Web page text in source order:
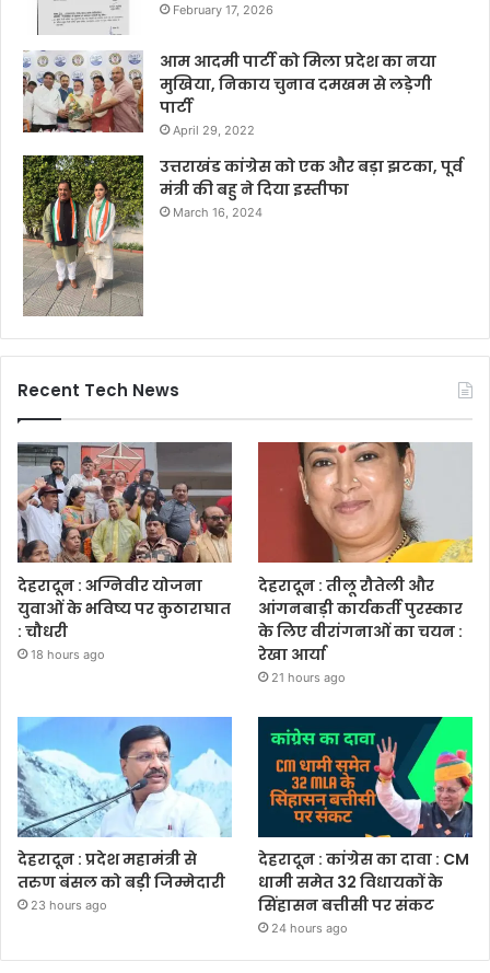
February 17, 2026
आम आदमी पार्टी को मिला प्रदेश का नया
मुखिया, निकाय चुनाव दमखम से लड़ेगी
पार्टी
April 29, 2022
उत्तराखंड कांग्रेस को एक और बड़ा झटका, पूर्व
मंत्री की बहु ने दिया इस्तीफा
March 16, 2024
Recent Tech News
देहरादून : अग्निवीर योजना
युवाओं के भविष्य पर कुठाराघात
: चौधरी
18 hours ago
देहरादून : तीलू रौतेली और
आंगनबाड़ी कार्यकर्ती पुरस्कार
के लिए वीरांगनाओं का चयन :
रेखा आर्या
21 hours ago
देहरादून : प्रदेश महामंत्री से
तरुण बंसल को बड़ी जिम्मेदारी
23 hours ago
देहरादून : कांग्रेस का दावा : CM
धामी समेत 32 विधायकों के
सिंहासन बत्तीसी पर संकट
24 hours ago